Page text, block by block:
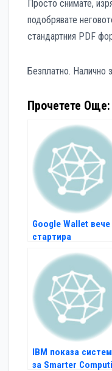
Просто снимате,
подобрявате
стандартния PDF
Безплатно. Налично
Прочетете Още:
Google Wallet вече
стартира
IBM показа
за Smarter